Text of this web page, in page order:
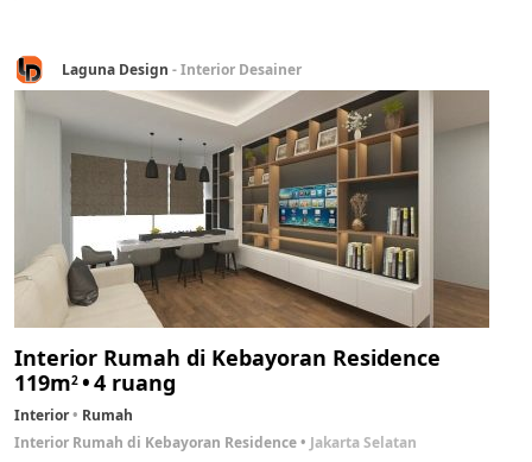
Laguna Design - Interior Desainer
Interior Rumah di Kebayoran Residence
119m2 4 ruang
Interior
Rumah
Interior Rumah di Kebayoran Residence
Jakarta Selatan